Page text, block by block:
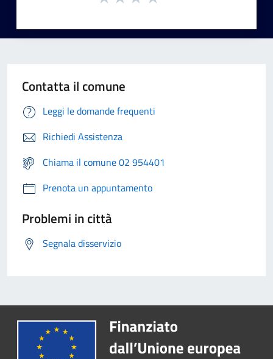
Contatta il comune
Leggi le domande frequenti
Richiedi Assistenza
Chiama il comune 02 954401
Prenota un appuntamento
Problemi in città
Segnala disservizio